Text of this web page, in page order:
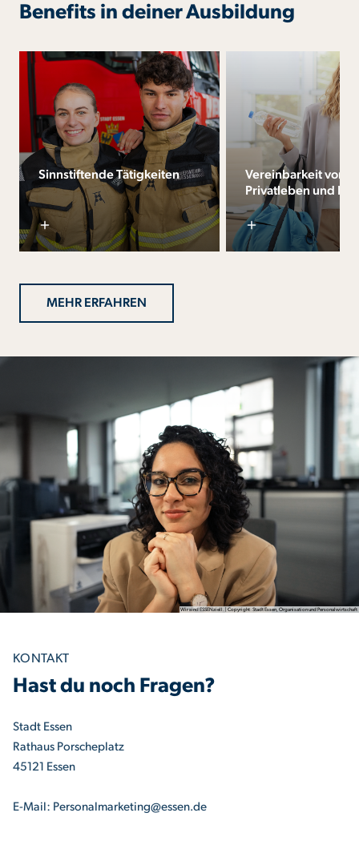
Benefits in deiner Ausbildung
Sinnstiftende Tätigkeiten
Vereinbarkeit von
Privatleben und
MEHR ERFAHREN
Wir sind ESSENziell. | Copyright: Stadt Essen, Organisation und Personalwirtschaft
KONTAKT
Hast du noch Fragen?
Stadt Essen
Rathaus Porscheplatz
45121 Essen
E-Mail: Personalmarketing@essen.de